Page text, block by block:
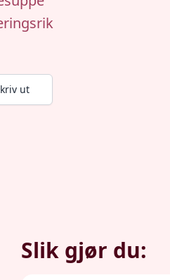
ut
Slik gjør du: